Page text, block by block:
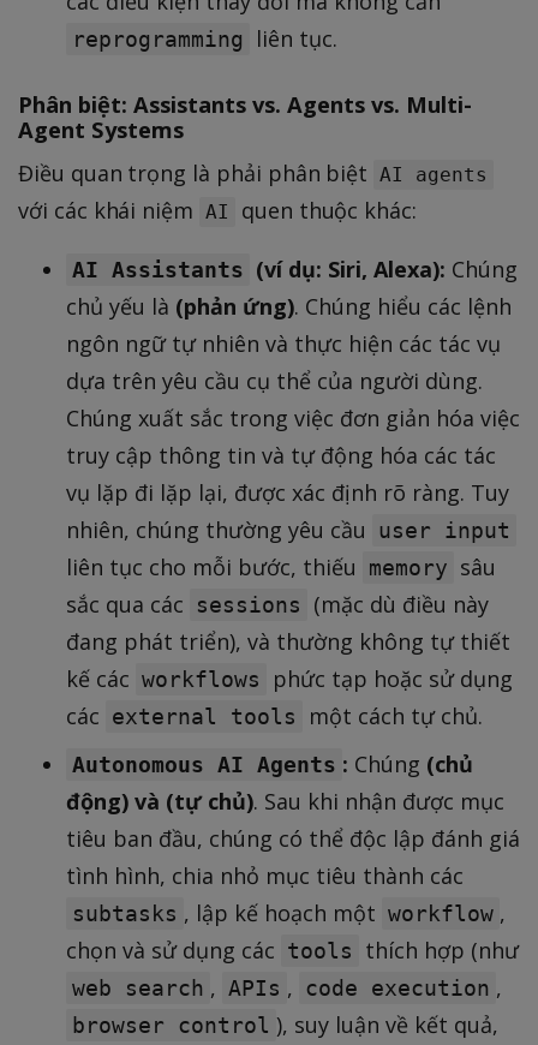
reprogramming liên tục.
Phân biệt: Assistants vs. Agents vs. Multi-
Agent Systems
Điều quan trọng là phải phân biệt AI agents
với các khái niệm AI quen thuộc khác:
AI Assistants (ví dụ: Siri, Alexa): Chúng
chủ yếu là (phản ứng). Chúng hiểu các lệnh
ngôn ngữ tự nhiên và thực hiện các tác vụ
dựa trên yêu cầu cụ thể của người dùng.
Chúng xuất sắc trong việc đơn giản hóa việc
truy cập thông tin và tự động hóa các tác
vụ lặp đi lặp lại, được xác định rõ ràng. Tuy
nhiên, chúng thường yêu cầu
user input
liên tục cho mỗi bước, thiếu memory sâu
sắc qua các
sessions
(mặc dù điều này
đang phát triển), và thường không tự thiết
kế các workflows
phức tạp hoặc sử dụng
các external tools một cách tự chủ.
Autonomous AI Agents : Chúng (chủ
động) và (tự chủ). Sau khi nhận được mục
tiêu ban đầu, chúng có thể độc lập đánh giá
tình hình, chia nhỏ mục tiêu thành các
subtasks , lập kế hoạch một workflow ,
chọn và sử dụng các tools thích hợp (như
web search , APIs , code execution ,
browser control ), suy luận về kết quả,